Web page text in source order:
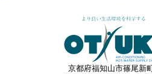
京都府福知山市篠尾新